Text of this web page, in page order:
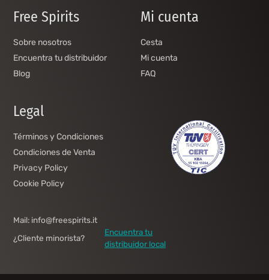
Free Spirits
Sobre nosotros
Encuentra tu distribuidor
Blog
Mi cuenta
Cesta
Mi cuenta
FAQ
Legal
Términos y Condiciones
Condiciones de Venta
Privacy Policy
Cookie Policy
Mail: info@freespirits.it
¿Cliente minorista?
Encuentra tu
distribuidor local